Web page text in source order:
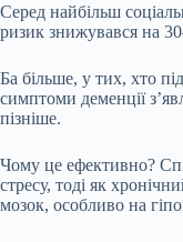
Серед найбільш
ризик знижувався на
Ба більше, у тих, хто
симптоми деменції
пізніше.
Чому це ефективно?
стресу, тоді як
мозок, особливо на